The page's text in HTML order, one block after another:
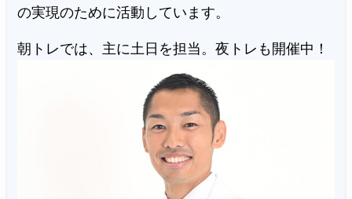
の実現のために活動しています。
朝トレでは、主に土日を担当。夜トレも開催中！